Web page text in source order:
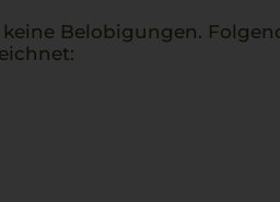
Belobigungen.